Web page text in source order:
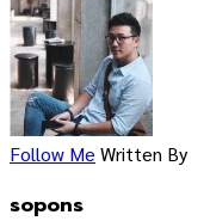
Follow Me Written By
sopons